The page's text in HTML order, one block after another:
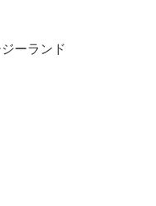
ーランド